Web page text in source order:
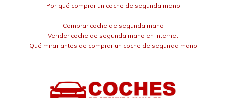
Por qué comprar un coche de segunda mano
Comprar coche de segunda mano
Vender coche de segunda mano en internet
Qué mirar antes de comprar un coche de segunda mano